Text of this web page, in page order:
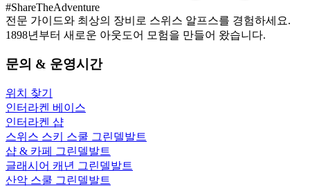
#ShareTheAdventure
전문 가이드와 최상의 장비로 스위스 알프스를 경험하세요.
1898년부터 새로운 아웃도어 모험을 만들어 왔습니다.
문의 & 운영시간
위치 찾기
인터라켄 베이스
인터라켄 샵
스위스 스키 스쿨 그린델발트
샵 & 카페 그린델발트
글래시어 캐년 그린델발트
산악 스쿨 그린델발트